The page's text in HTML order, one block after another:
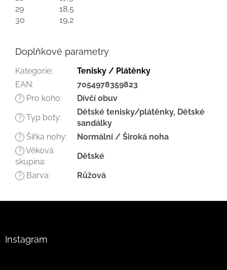
29
18,5
30
19,2
Doplňkové parametry
Kategorie:
Tenisky / Plátěnky
EAN: 7054978359823
? Pro koho: Dívčí obuv
? Typ boty:
Dětské tenisky/plátěnky, Dětské
sandálky
? Šířka nohy: Normální / Široká noha
? Věková
skupina:
Dětské
? Barva: Růžová
Instagram